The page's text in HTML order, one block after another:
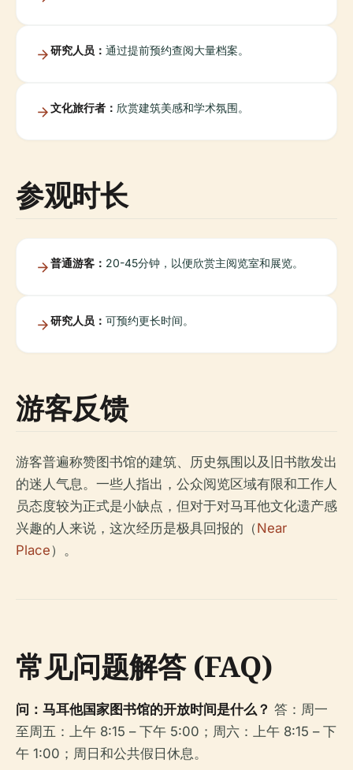
研究人员： 通过提前预约查阅大量档案。
文化旅行者： 欣赏建筑美感和学术氛围。
参观时长
普通游客： 20-45分钟，以便欣赏主阅览室和展览。
研究人员： 可预约更长时间。
游客反馈
游客普遍称赞图书馆的建筑、历史氛围以及旧书散发出
的迷人气息。一些人指出，公众阅览区域有限和工作人
员态度较为正式是小缺点，但对于对马耳他文化遗产感
兴趣的人来说，这次经历是极具回报的（Near
Place）。
常见问题解答 (FAQ)
问：马耳他国家图书馆的开放时间是什么？ 答：周一
至周五：上午 8:15 – 下午 5:00；周六：上午 8:15 – 下
午 1:00；周日和公共假日休息。